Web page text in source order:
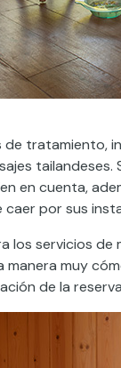
tratamiento,
en cuenta,
por sus
los servicios
muy
de la